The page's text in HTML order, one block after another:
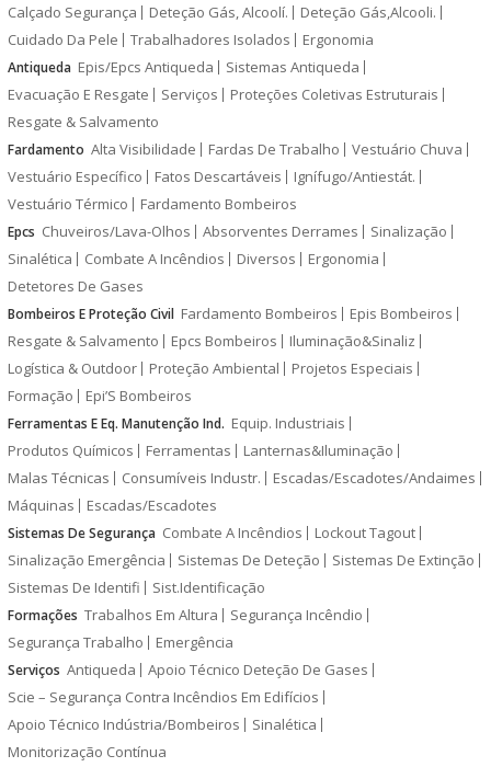
Calçado Segurança
Deteção Gás, Alcoolí.
Deteção Gás,Alcooli.
Cuidado Da Pele
Trabalhadores Isolados Ergonomia
Antiqueda Epis/Epcs Antiqueda
Sistemas Antiqueda
Evacuação E Resgate
Serviços
Proteções Coletivas Estruturais
Resgate & Salvamento
Fardamento Alta Visibilidade Fardas De Trabalho
Vestuário Chuva
Vestuário Específico
Fatos Descartáveis
Ignífugo/Antiestát.
Vestuário Térmico
Fardamento Bombeiros
Epcs Chuveiros/Lava-Olhos Absorventes Derrames
Sinalização
Sinalética
Combate A Incêndios Diversos
Ergonomia
Detetores De Gases
Bombeiros E Proteção Civil Fardamento Bombeiros
Epis Bombeiros
Resgate & Salvamento
Epcs Bombeiros
Iluminação&Sinaliz
Logística & Outdoor
Proteção Ambiental
Projetos Especiais
Formação
Epi’S Bombeiros
Ferramentas E Eq. Manutenção Ind. Equip. Industriais
Produtos Químicos
Ferramentas
Lanternas&Iluminação
Malas Técnicas
Consumíveis Industr.
Escadas/Escadotes/Andaimes
Máquinas
Escadas/Escadotes
Sistemas De Segurança Combate A Incêndios
Lockout Tagout
Sinalização Emergência
Sistemas De Deteção
Sistemas De Extinção
Sistemas De Identifi
Sist.Identificação
Formações Trabalhos Em Altura
Segurança Incêndio
Segurança Trabalho
Emergência
Serviços Antiqueda
Apoio Técnico Deteção De Gases
Scie – Segurança Contra Incêndios Em Edifícios
Apoio Técnico Indústria/Bombeiros
Sinalética
Monitorização Contínua